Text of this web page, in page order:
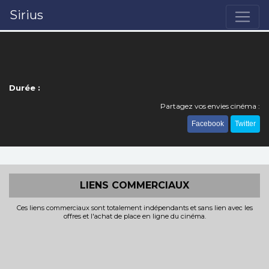
Sirius
Durée :
Partagez vos envies cinéma :
Facebook Twitter
LIENS COMMERCIAUX
Ces liens commerciaux sont totalement indépendants et sans lien avec les
offres et l'achat de place en ligne du cinéma.